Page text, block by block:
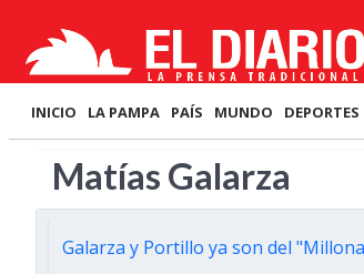
INICIO LA PAMPA PAÍS MUNDO DEPORTES
Matías Galarza
Galarza y Portillo ya son del